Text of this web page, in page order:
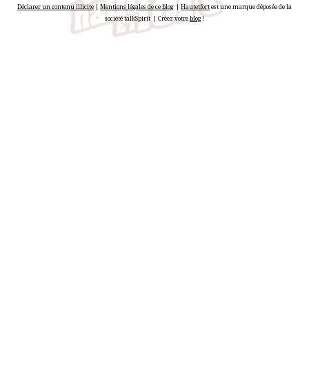
Déclarer un contenu illicite| Mentions légales de ce blog| Hautetfortest une marque déposée de la
société talkSpirit | Créez votreblog!